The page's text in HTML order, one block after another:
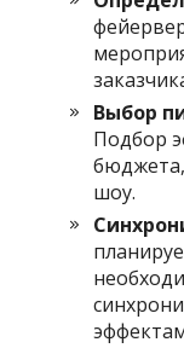
Выбор
Подбор
шоу.